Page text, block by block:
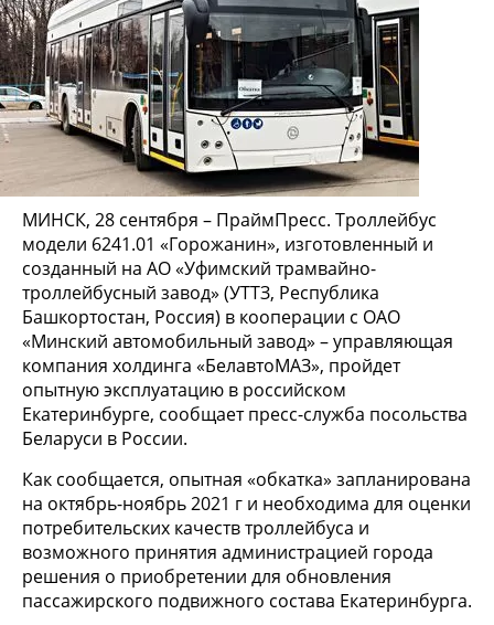
МИНСК, 28 сентября – ПраймПресс. Троллейбус
модели 6241.01 «Горожанин», изготовленный и
созданный на АО «Уфимский трамвайно-
троллейбусный завод» (УТТЗ, Республика
Башкортостан, Россия) в кооперации с ОАО
«Минский автомобильный завод» – управляющая
компания холдинга «БелавтоМАЗ», пройдет
опытную эксплуатацию в российском
Екатеринбурге, сообщает пресс-служба посольства
Беларуси в России.
Как сообщается, опытная «обкатка» запланирована
на октябрь-ноябрь 2021 г и необходима для оценки
потребительских качеств троллейбуса и
возможного принятия администрацией города
решения о приобретении для обновления
пассажирского подвижного состава Екатеринбурга.